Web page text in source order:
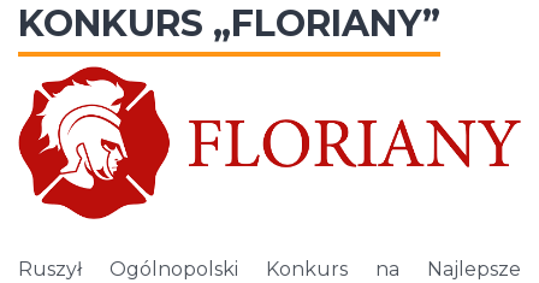
KONKURS „FLORIANY”
Ruszył Ogólnopolski Konkurs na Najlepsze